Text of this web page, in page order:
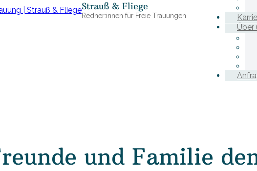
Strauß & Fliege
Redner:innen für Freie Trauungen
Über
und Familie